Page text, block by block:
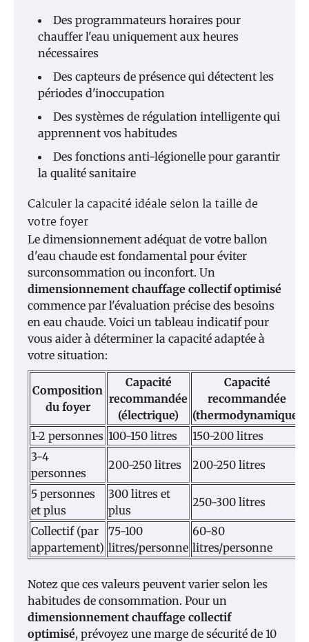
Des programmateurs horaires pour
chauffer l'eau uniquement aux heures
nécessaires
Des capteurs de présence qui détectent les
périodes d'inoccupation
Des systèmes de régulation intelligente qui
apprennent vos habitudes
Des fonctions anti-légionelle pour garantir
la qualité sanitaire
Calculer la capacité idéale selon la taille de
votre foyer
Le dimensionnement adéquat de votre ballon
d'eau chaude est fondamental pour éviter
surconsommation ou inconfort. Un
dimensionnement chauffage collectif optimisé
commence par l'évaluation précise des besoins
en eau chaude. Voici un tableau indicatif pour
vous aider à déterminer la capacité adaptée à
votre situation:
Composition
du foyer
Capacité
recommandée
(électrique)
Capacité
recommandée
(thermodynamique)
1-2 personnes 100-150 litres
150-200 litres
3-4
personnes
200-250 litres 200-250 litres
5 personnes
et plus
300 litres et
plus
250-300 litres
Collectif (par
appartement)
75-100
litres/personne
60-80
litres/personne
Notez que ces valeurs peuvent varier selon les
habitudes de consommation. Pour un
dimensionnement chauffage collectif
optimisé, prévoyez une marge de sécurité de 10